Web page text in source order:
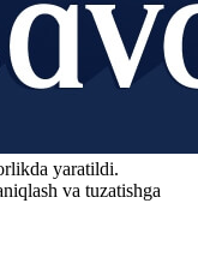
yaratildi.
va tuzatishga